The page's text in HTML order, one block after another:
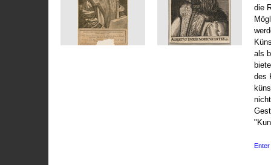
die
als
des
Enter